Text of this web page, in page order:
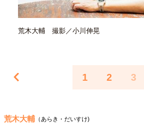
マインドセット
重圧との向き合い方 一流のルーティン
忘れられない言葉
10代・20代の土台
ライフスタイル・生き方
美しさの哲学
私を彩るエッセンス
荒木大輔 撮影／小川伸晃
1 2 3
荒木大輔 （あらき・だいすけ)